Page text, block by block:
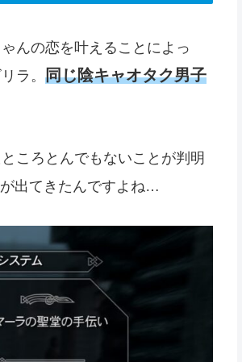
んの恋を叶えることによっ
ラ。 同じ陰キャオタク男子
ころとんでもないことが判明
出てきたんですよね…